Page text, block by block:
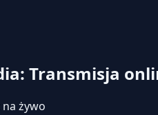
Transmisja
żywo